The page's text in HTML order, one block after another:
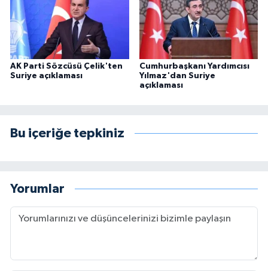
AK Parti Sözcüsü Çelik'ten
Suriye açıklaması
Cumhurbaşkanı Yardımcısı
Yılmaz'dan Suriye
açıklaması
Bu içeriğe tepkiniz
Yorumlar